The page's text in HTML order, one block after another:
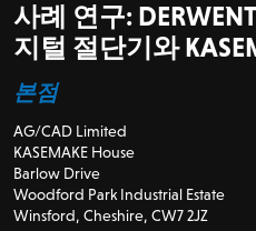
사례 연구: DERWENT
지털 절단기와
본점
AG/CAD Limited
KASEMAKE House
Barlow Drive
Woodford Park Industrial Estate
Winsford, Cheshire, CW7 2JZ